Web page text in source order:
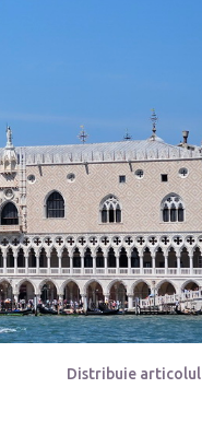
Distribuie articolul